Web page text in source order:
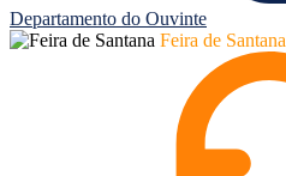
Departamento do Ouvinte
Feira de Santana